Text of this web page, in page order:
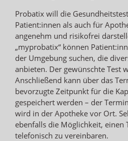
Probatix will die
Patient:innen als auch für
angenehm und risikofrei
„myprobatix“ können
der Umgebung suchen, die
anbieten. Der gewünschte Test
Anschließend kann über das
bevorzugte Zeitpunkt für die
gespeichert werden – der
wird in der Apotheke vor Ort.
ebenfalls die Möglichkeit,
telefonisch zu vereinbaren.